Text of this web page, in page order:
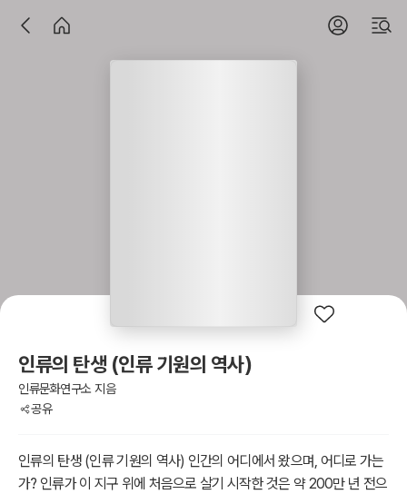
인류의 탄생 (인류 기원의 역사)
인류문화연구소 지음
공유
인류의 탄생 (인류 기원의 역사) 인간의 어디에서 왔으며, 어디로 가는
가? 인류가 이 지구 위에 처음으로 살기 시작한 것은 약 200만 년 전으